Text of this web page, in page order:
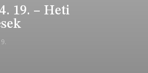
19. – Heti